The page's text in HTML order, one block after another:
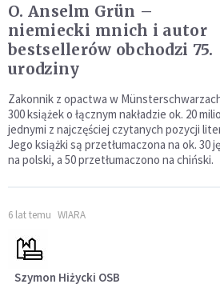
O. Anselm Grün –
niemiecki mnich i autor
bestsellerów obchodzi 75.
urodziny
Zakonnik z opactwa w
300 książek o łącznym nakładzie ok. 20
jednymi z najczęściej czytanych pozycji
Jego książki są przetłumaczona na ok. 30
na polski, a 50 przetłumaczono na chiński.
6 lat temu WIARA
Szymon Hiżycki OSB